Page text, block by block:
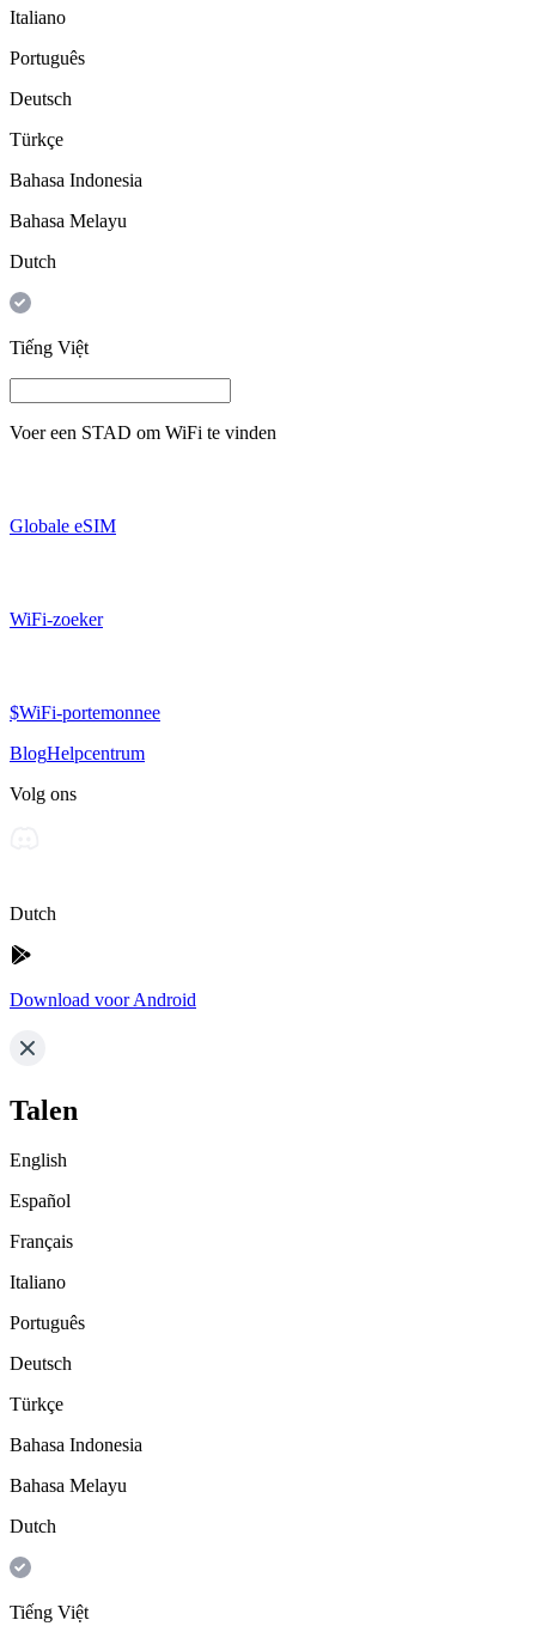
Italiano
Português
Deutsch
Türkçe
Bahasa Indonesia
Bahasa Melayu
Dutch
Tiếng Việt
Voer een STAD om WiFi te vinden
Globale eSIM
WiFi-zoeker
$WiFi-portemonnee
BlogHelpcentrum
Volg ons
Dutch
Download voor Android
Talen
English
Español
Français
Italiano
Português
Deutsch
Türkçe
Bahasa Indonesia
Bahasa Melayu
Dutch
Tiếng Việt